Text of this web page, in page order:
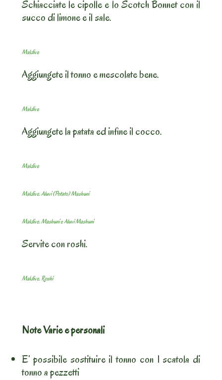
Schiacciate le cipolle e lo Scotch Bonnet con il
succo di limone e il sale.
Maldive
Aggiungete il tonno e mescolate bene.
Maldive
Aggiungete la patata ed infine il cocco.
Maldive
Maldive. Aluvi (Potato) Mashuni
Maldive. Mashuni e Aluvi Mashuni
Servite con roshi.
Maldive. Roshi
Note Varie e personali
E’ possibile sostituire il tonno con 1 scatola di
tonno a pezzetti